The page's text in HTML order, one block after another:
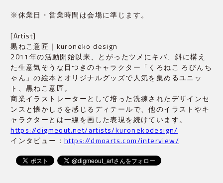
※休業日・営業時間は会場に準じます。
[Artist]
黒ねこ意匠｜kuroneko design
2011年の活動開始以来、とがったツメにキバ、斜に構え
た生意気そうな目つきのキャラクター「くろねこ ろびんち
ゃん」の絵本とオリジナルグッズで人気を集めるユニッ
ト、黒ねこ意匠。
商業イラストレーターとして培った洗練されたデザインセ
ンスと懐かしさを感じるディテールで、他のイラストやキ
ャラクターとは一線を画した表現を続けています。
https://digmeout.net/artists/kuronekodesign/
インタビュー：https://dmoarts.com/interview/